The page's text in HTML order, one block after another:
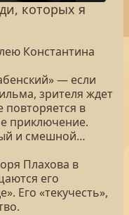
которых я
Константина
— если
зрителя ждет
повторяется в
приключение.
и смешной…
Плахова в
его
Его «текучесть»,